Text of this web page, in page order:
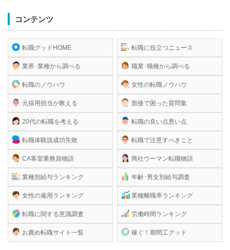
コンテンツ
転職グッドHOME
業界･業種から調べる
転職のノウハウ
元採用担当が教える
20代の転職を考える
転職体験談成功失敗
CA客室乗務員物語
業種別給与ランキング
女性の雇用ランキング
転職に関する意識調査
お薦め転職サイト一覧
転職に役立つニュース
職業･職種から調べる
女性の転職ノウハウ
面接で困った質問集
転職の良い点悪い点
転職で注意すべきこと
商社ウーマン転職物語
年齢･男女別給与調査
業種離職率ランキング
労働時間ランキング
稼ぐ！期間工グッド